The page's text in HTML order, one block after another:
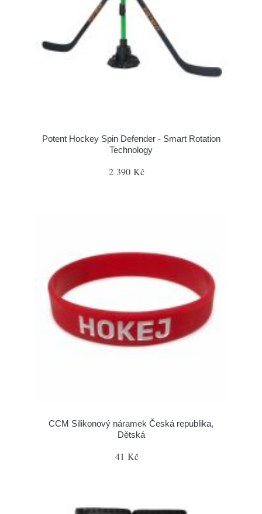
Potent Hockey Spin Defender - Smart Rotation
Technology
2 390 Kč
CCM Silikonový náramek Česká republika,
Dětská
41 Kč